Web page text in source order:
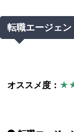
転職エージェ
オススメ度：